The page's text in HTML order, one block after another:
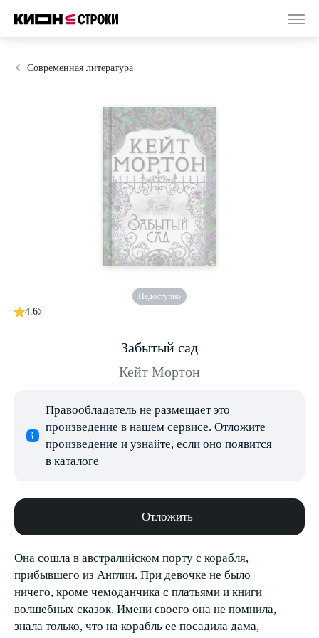
Современная литература
Недоступно
4.6
Забытый сад
Кейт Мортон
Правообладатель не размещает это
произведение в нашем сервисе. Отложите
произведение и узнайте, если оно появится
в каталоге
Отложить
Она сошла в австралийском порту с корабля,
прибывшего из Англии. При девочке не было
ничего, кроме чемоданчика с платьями и книги
волшебных сказок. Имени своего она не помнила,
знала только, что на корабль ее посадила дама,